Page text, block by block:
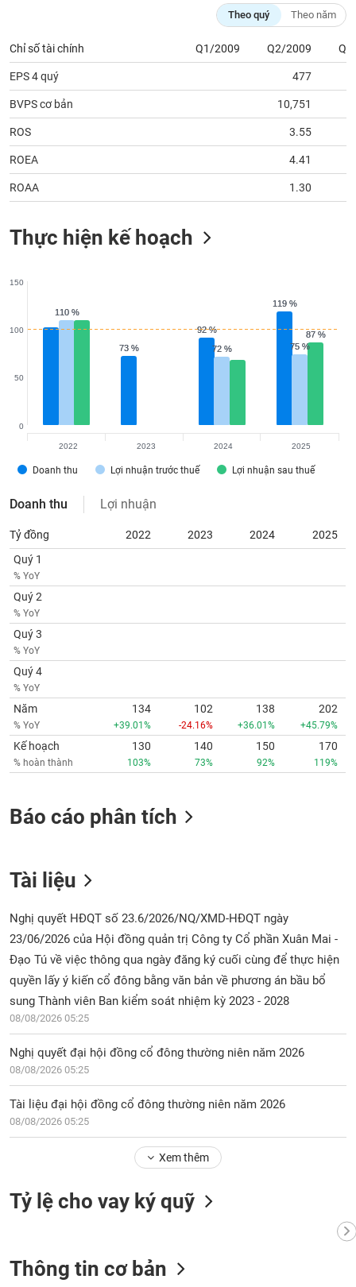
Theo quý Theo năm
Chỉ số tài chính Q1/2009 Q2/2009
EPS 4 quý 477
BVPS cơ bản 10,751
ROS 3.55
ROEA 4.41
ROAA 1.30
Thực hiện kế hoạch
73 %
73 %
92 %
92 %
119 %
119 %
110 %
110 %
72 %
72 % 75 %
75 %
87 %
87 %
Doanh thu Lợi nhuận trước thuế Lợi nhuận sau thuế
0
50
100
150
2022 2023 2024 2025
Doanh thu Lợi nhuận
Tỷ đồng 2022 2023 2024
2025
Quý 1
% YoY
Quý 2
% YoY
Quý 3
% YoY
Quý 4
% YoY
Năm
% YoY
134
+39.01%
102
-24.16%
138
+36.01%
202
+45.79%
Kế hoạch
% hoàn thành
130
103%
140
73%
150
92%
170
119%
Báo cáo phân tích
Tài liệu
Nghị quyết HĐQT số 23.6/2026/NQ/XMD-HĐQT ngày
23/06/2026 của Hội đồng quản trị Công ty Cổ phần Xuân Mai -
Đạo Tú về việc thông qua ngày đăng ký cuối cùng để thực hiện
quyền lấy ý kiến cổ đông bằng văn bản về phương án bầu bổ
sung Thành viên Ban kiểm soát nhiệm kỳ 2023 - 2028
08/08/2026 05:25
Nghị quyết đại hội đồng cổ đông thường niên năm 2026
08/08/2026 05:25
Tài liệu đại hội đồng cổ đông thường niên năm 2026
08/08/2026 05:25
Xem thêm
Tỷ lệ cho vay ký quỹ
Thông tin cơ bản